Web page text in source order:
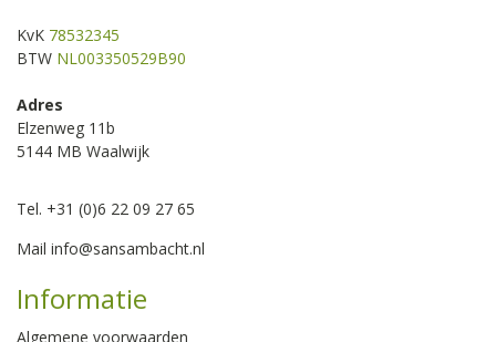
KvK 78532345
BTW NL003350529B90
Adres
Elzenweg 11b
5144 MB Waalwijk
Tel. +31 (0)6 22 09 27 65
Mail info@sansambacht.nl
Informatie
Algemene voorwaarden